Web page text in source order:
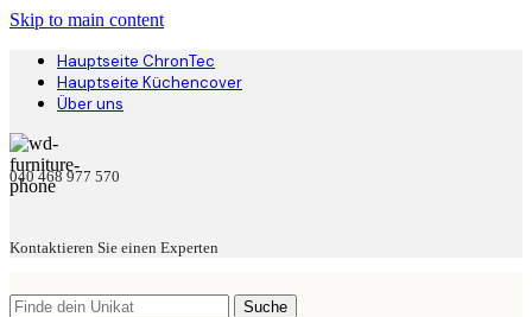
Skip to main content
Hauptseite ChronTec
Hauptseite Küchencover
Über uns
040 468 977 570
Kontaktieren Sie einen Experten
Suche